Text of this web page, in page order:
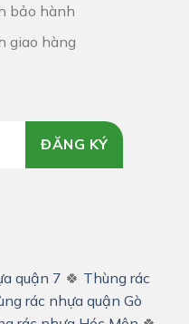
bảo hành
giao hàng
ĐĂNG KÝ
quận 7 🍀 Thùng rác
rác nhựa quận Gò